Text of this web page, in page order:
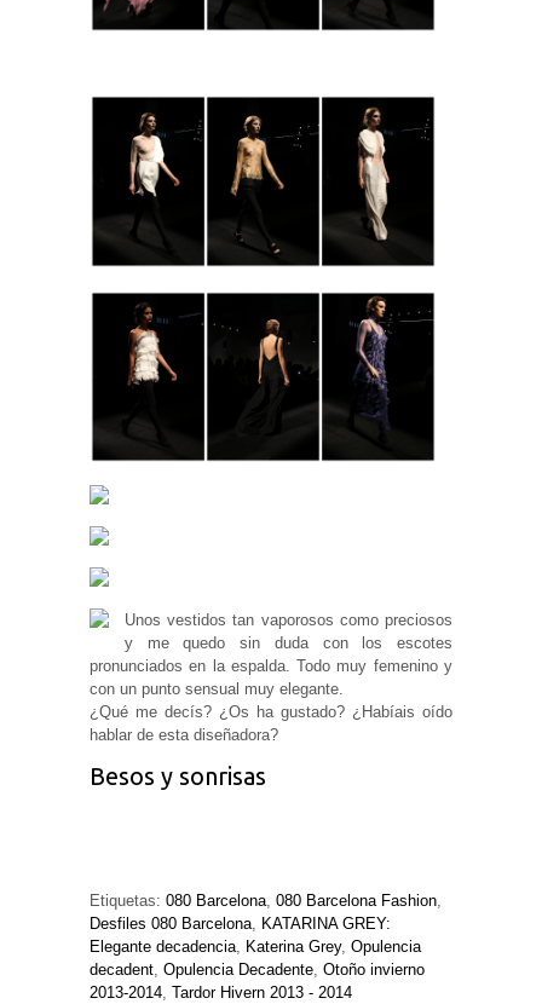
Unos vestidos tan vaporosos como preciosos
y me quedo sin duda con los escotes
pronunciados en la espalda. Todo muy femenino y
con un punto sensual muy elegante.
¿Qué me decís? ¿Os ha gustado? ¿Habíais oído
hablar de esta diseñadora?
Besos y sonrisas
Etiquetas: 080 Barcelona, 080 Barcelona Fashion,
Desfiles 080 Barcelona, KATARINA GREY:
Elegante decadencia, Katerina Grey, Opulencia
decadent, Opulencia Decadente, Otoño invierno
2013-2014, Tardor Hivern 2013 - 2014
durante tu
visita. Si
funcionalidades
Al compartir tus
comportamiento
posibilidad de
ver contenido y